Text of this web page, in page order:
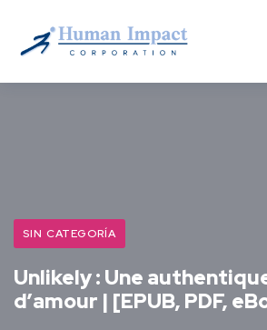
SIN CATEGORÍA
Unlikely : Une
d’amour | [EPUB, PDF,